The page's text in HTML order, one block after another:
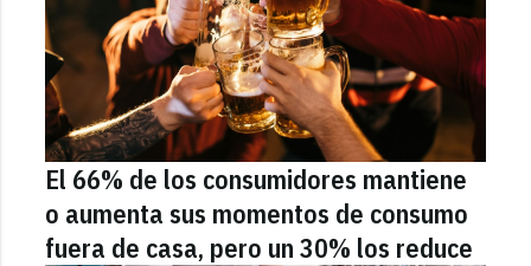
El 66% de los consumidores mantiene
o aumenta sus momentos de consumo
fuera de casa, pero un 30% los reduce